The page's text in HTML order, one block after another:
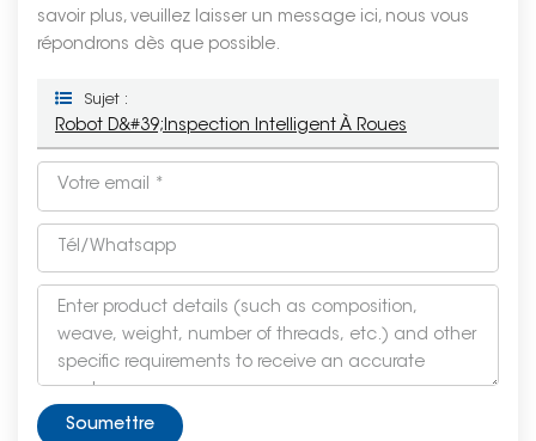
savoir plus, veuillez laisser un message ici, nous vous
répondrons dès que possible.
Sujet :
Robot D&#39;inspection Intelligent À Roues
Soumettre